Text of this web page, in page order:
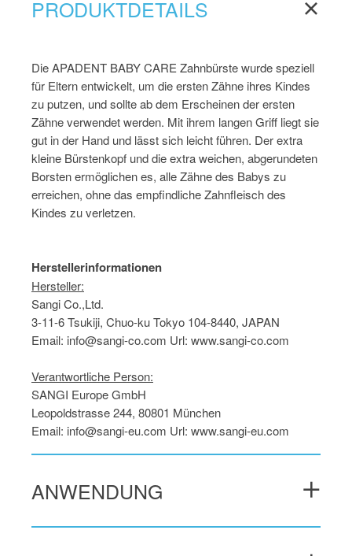
PRODUKTDETAILS
Die APADENT BABY CARE Zahnbürste wurde speziell
für Eltern entwickelt, um die ersten Zähne ihres Kindes
zu putzen, und sollte ab dem Erscheinen der ersten
Zähne verwendet werden. Mit ihrem langen Griff liegt sie
gut in der Hand und lässt sich leicht führen. Der extra
kleine Bürstenkopf und die extra weichen, abgerundeten
Borsten ermöglichen es, alle Zähne des Babys zu
erreichen, ohne das empfindliche Zahnfleisch des
Kindes zu verletzen.
Herstellerinformationen
Hersteller:
Sangi Co.,Ltd.
3-11-6 Tsukiji, Chuo-ku Tokyo 104-8440, JAPAN
Email: info@sangi-co.com Url: www.sangi-co.com
Verantwortliche Person:
SANGI Europe GmbH
Leopoldstrasse 244, 80801 München
Email: info@sangi-eu.com Url: www.sangi-eu.com
ANWENDUNG